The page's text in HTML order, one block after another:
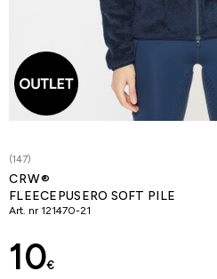
(147)
CRW®
FLEECEPUSERO SOFT PILE
Art. nr 121470-21
10€